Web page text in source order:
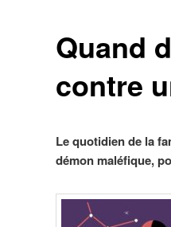
Quand
contre
Le quotidien de la
démon maléfique,